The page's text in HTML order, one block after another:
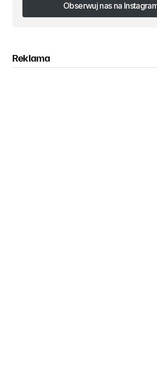
Obserwuj nas na
Obserwuj nas na
Reklama